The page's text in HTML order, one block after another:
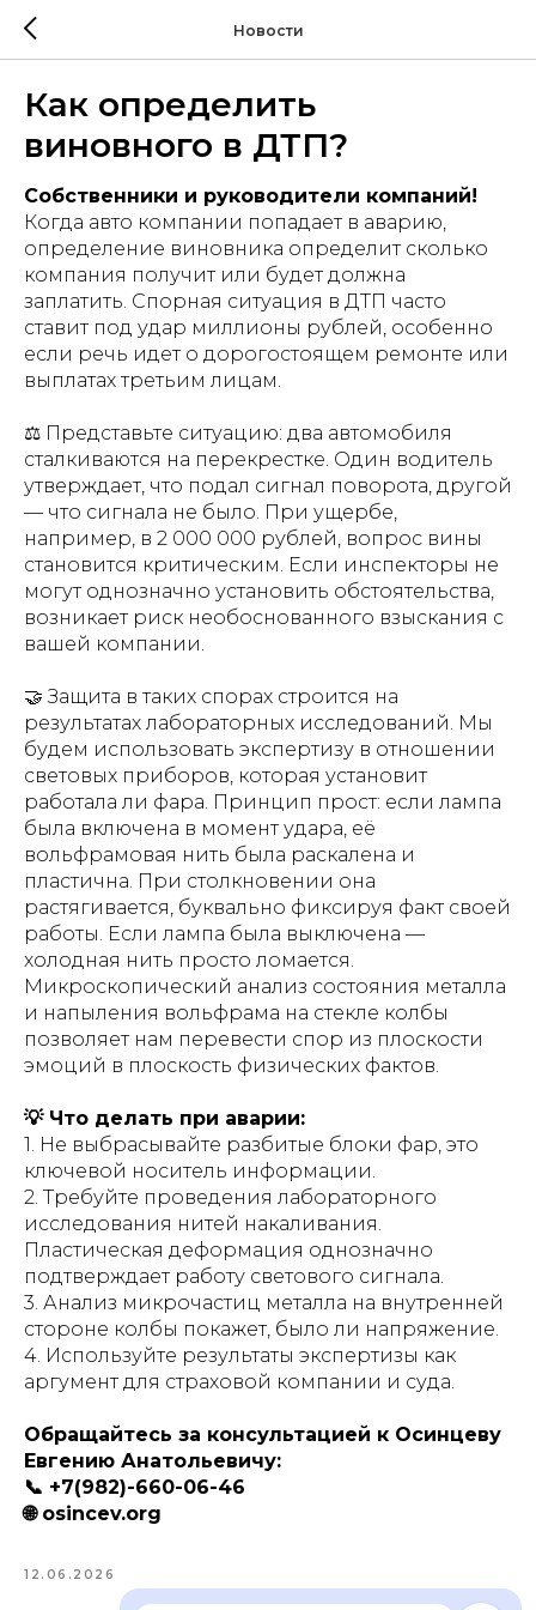
Новости
Как определить
виновного в ДТП?
Собственники и руководители компаний!
Когда авто компании попадает в аварию,
определение виновника определит сколько
компания получит или будет должна
заплатить. Спорная ситуация в ДТП часто
ставит под удар миллионы рублей, особенно
если речь идет о дорогостоящем ремонте или
выплатах третьим лицам.
⚖️ Представьте ситуацию: два автомобиля
сталкиваются на перекрестке. Один водитель
утверждает, что подал сигнал поворота, другой
— что сигнала не было. При ущербе,
например, в 2 000 000 рублей, вопрос вины
становится критическим. Если инспекторы не
могут однозначно установить обстоятельства,
возникает риск необоснованного взыскания с
вашей компании.
🤝 Защита в таких спорах строится на
результатах лабораторных исследований. Мы
будем использовать экспертизу в отношении
световых приборов, которая установит
работала ли фара. Принцип прост: если лампа
была включена в момент удара, её
вольфрамовая нить была раскалена и
пластична. При столкновении она
растягивается, буквально фиксируя факт своей
работы. Если лампа была выключена —
холодная нить просто ломается.
Микроскопический анализ состояния металла
и напыления вольфрама на стекле колбы
позволяет нам перевести спор из плоскости
эмоций в плоскость физических фактов.
💡 Что делать при аварии:
1. Не выбрасывайте разбитые блоки фар, это
ключевой носитель информации.
2. Требуйте проведения лабораторного
исследования нитей накаливания.
Пластическая деформация однозначно
подтверждает работу светового сигнала.
3. Анализ микрочастиц металла на внутренней
стороне колбы покажет, было ли напряжение.
4. Используйте результаты экспертизы как
аргумент для страховой компании и суда.
Обращайтесь за консультацией к Осинцеву
Евгению Анатольевичу:
📞 +7(982)-660-06-46
🌐 osincev.org
12.06.2026